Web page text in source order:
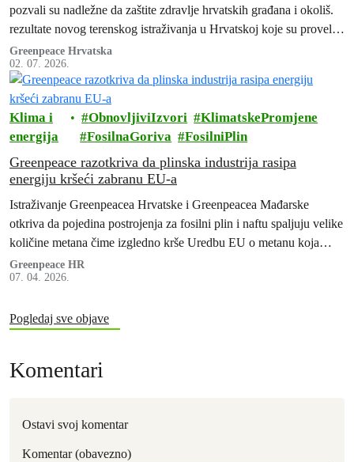
pozvali su nadležne da zaštite zdravlje hrvatskih građana i okoliš.
rezultate novog terenskog istraživanja u Hrvatskoj koje su proveli
stručnjaci Greenpeacea Njemačke i Hrvatske te Greenpeaceovih
istraživačkih laboratorija.
Greenpeace Hrvatska
02. 07. 2026.
Klima i
energija
ObnovljiviIzvori
KlimatskePromjene
FosilnaGoriva
FosilniPlin
Greenpeace razotkriva da plinska industrija rasipa
energiju kršeći zabranu EU-a
Istraživanje Greenpeacea Hrvatske i Greenpeacea Mađarske
otkriva da pojedina postrojenja za fosilni plin i naftu spaljuju velike
količine metana čime izgledno krše Uredbu EU o metanu koja
zabranjuje rutinsko spaljivanje na baklji od 5. veljače 2026.
Greenpeace HR
07. 04. 2026.
Pogledaj sve objave
Komentari
Ostavi svoj komentar
Komentar (obavezno)